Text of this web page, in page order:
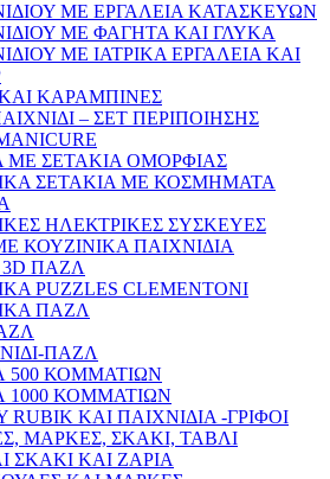
ΜΕ ΕΡΓΑΛΕΙΑ ΚΑΤΑΣΚΕΥΩΝ
ΜΕ ΦΑΓΗΤΑ ΚΑΙ ΓΛΥΚΑ
ΜΕ ΙΑΤΡΙΚΑ ΕΡΓΑΛΕΙΑ ΚΑΙ
ΚΑΡΑΜΠΙΝΕΣ
– ΣΕΤ ΠΕΡΙΠΟΙΗΣΗΣ
ΜΕ ΣΕΤΑΚΙΑ ΟΜΟΡΦΙΑΣ
ΣΕΤΑΚΙΑ ΜΕ ΚΟΣΜΗΜΑΤΑ
ΗΛΕΚΤΡΙΚΕΣ ΣΥΣΚΕΥΕΣ
ΚΟΥΖΙΝΙΚΑ ΠΑΙΧΝΙΔΙΑ
ΠΑΖΛ
PUZZLES CLEMENTONI
ΠΑΖΛ
ΠΑΖΛ
500 ΚΟΜΜΑΤΙΩΝ
1000 ΚΟΜΜΑΤΙΩΝ
ΚΑΙ ΠΑΙΧΝΙΔΙΑ -ΓΡΙΦΟΙ
ΜΑΡΚΕΣ, ΣΚΑΚΙ, ΤΑΒΛΙ
ΣΚΑΚΙ ΚΑΙ ΖΑΡΙΑ